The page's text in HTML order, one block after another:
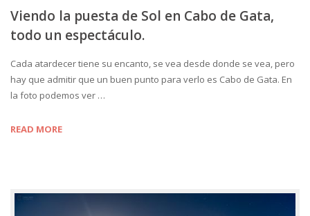
Viendo la puesta de Sol en Cabo de Gata,
todo un espectáculo.
Cada atardecer tiene su encanto, se vea desde donde se vea, pero
hay que admitir que un buen punto para verlo es Cabo de Gata. En
la foto podemos ver …
READ MORE